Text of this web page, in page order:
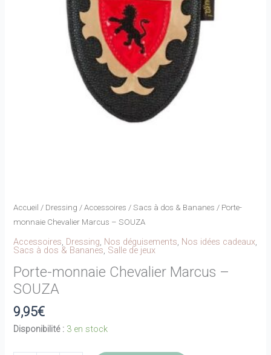
Accueil / Dressing /Accessoires /Sacs à dos & Bananes / Porte-
monnaie Chevalier Marcus – SOUZA
Accessoires, Dressing, Nos déguisements, Nos idées cadeaux,
Sacs à dos & Bananes, Salle de jeux
Porte-monnaie Chevalier Marcus –
SOUZA
9,95€
Disponibilité : 3 en stock